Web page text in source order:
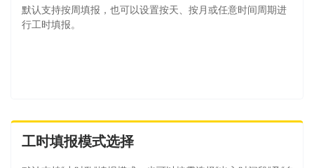
默认支持按周填报，也可以设置按天、按月或任意时间周期进
行工时填报。
工时填报模式选择